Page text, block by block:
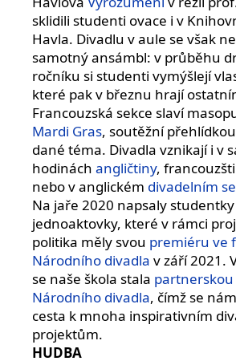
sklidili studenti ovace i v
Havla. Divadlu v aule se však
samotný ansámbl: v průběhu
ročníku si studenti vymýšlejí
které pak v březnu hrají
Francouzská sekce slaví
Mardi Gras, soutěžní
dané téma. Divadla vznikají i v
hodinách angličtiny,
nebo v anglickém divadelním
Na jaře 2020 napsaly studentky
jednoaktovky, které v rámci
politika měly svou premiéru ve
Národního divadla v září 2021.
se naše škola stala partnerskou
Národního divadla, čímž se
cesta k mnoha inspirativním
projektům.
HUDBA